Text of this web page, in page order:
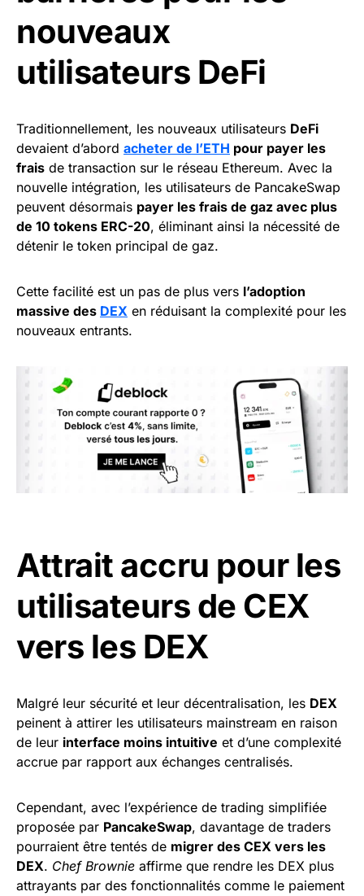
nouveaux
utilisateurs DeFi
Traditionnellement, les nouveaux utilisateurs DeFi
devaient d’abord acheter de l’ETH pour payer les
frais de transaction sur le réseau Ethereum. Avec la
nouvelle intégration, les utilisateurs de PancakeSwap
peuvent désormais payer les frais de gaz avec plus
de 10 tokens ERC-20, éliminant ainsi la nécessité de
détenir le token principal de gaz.
Cette facilité est un pas de plus vers l’adoption
massive des DEX en réduisant la complexité pour les
nouveaux entrants.
Attrait accru pour les
utilisateurs de CEX
vers les DEX
Malgré leur sécurité et leur décentralisation, les DEX
peinent à attirer les utilisateurs mainstream en raison
de leur interface moins intuitive et d’une complexité
accrue par rapport aux échanges centralisés.
Cependant, avec l’expérience de trading simplifiée
proposée par PancakeSwap, davantage de traders
pourraient être tentés de migrer des CEX vers les
DEX. Chef Brownie affirme que rendre les DEX plus
attrayants par des fonctionnalités comme le paiement